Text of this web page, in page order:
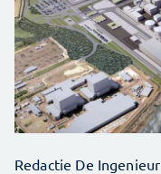
Redactie De Ingenieur